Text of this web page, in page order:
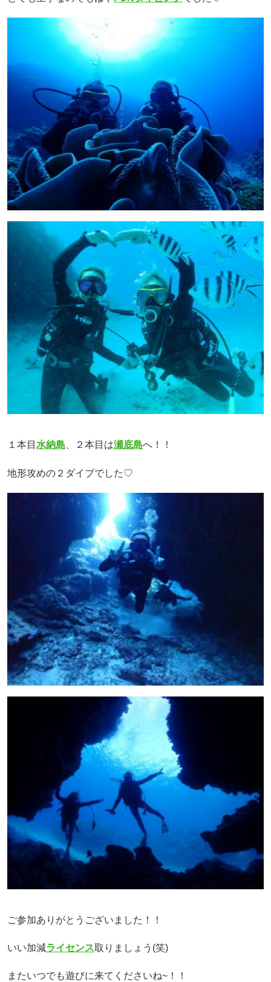
１本目 水納島 、２本目は瀬底島へ！！
地形攻めの２ダイブでした♡
ご参加ありがとうございました！！
いい加減ライセンス取りましょう(笑)
またいつでも遊びに来てくださいね~！！